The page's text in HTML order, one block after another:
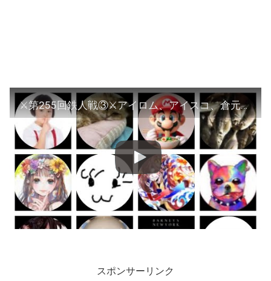
⚔️第255回鉄人戦③⚔️アイロム、アイスコ、倉元製作所
スポンサーリンク